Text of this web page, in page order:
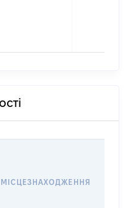
МІСЦЕЗНАХОДЖЕННЯ